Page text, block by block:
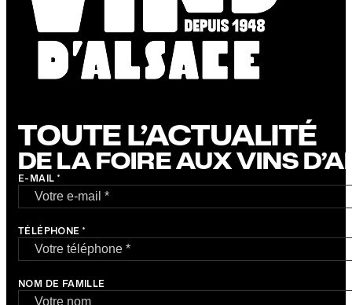
TOUTE L’ACTUALITÉ
DE LA FOIRE AUX VINS
E-MAIL *
TÉLÉPHONE *
NOM DE FAMILLE